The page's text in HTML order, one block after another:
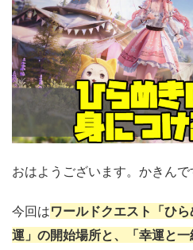
おはようございます。かきんで
今回はワールドクエスト「ひ
運」の開始場所と、「幸運と